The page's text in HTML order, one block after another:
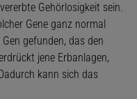
Gehörlosigkeit sein.
Gene ganz normal
gefunden, das den
jene Erbanlagen,
kann sich das